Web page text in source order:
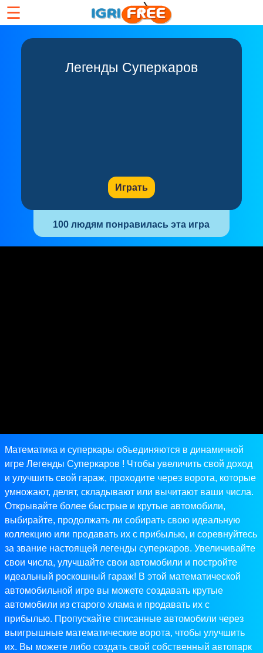
☰
Легенды Суперкаров
Играть
100 людям понравилась эта игра
Математика и суперкары объединяются в динамичной
игре Легенды Суперкаров ! Чтобы увеличить свой доход
и улучшить свой гараж, проходите через ворота, которые
умножают, делят, складывают или вычитают ваши числа.
Открывайте более быстрые и крутые автомобили,
выбирайте, продолжать ли собирать свою идеальную
коллекцию или продавать их с прибылью, и соревнуйтесь
за звание настоящей легенды суперкаров. Увеличивайте
свои числа, улучшайте свои автомобили и постройте
идеальный роскошный гараж! В этой математической
автомобильной игре вы можете создавать крутые
автомобили из старого хлама и продавать их с
прибылью. Пропускайте списанные автомобили через
выигрышные математические ворота, чтобы улучшить
их. Вы можете либо создать свой собственный автопарк